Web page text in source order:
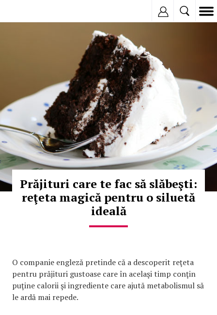
Prăjituri care te fac să slăbeşti:
reţeta magică pentru o siluetă
ideală
O companie engleză pretinde că a descoperit reţeta
pentru prăjituri gustoase care în acelaşi timp conţin
puţine calorii şi ingrediente care ajută metabolismul să
le ardă mai repede.